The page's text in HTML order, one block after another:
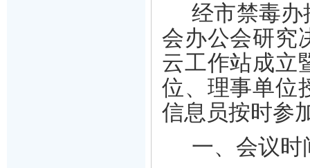
经市禁毒办
会办公会研究
云工作站成立
位、 理事单位
信息员按时参
一、会议时